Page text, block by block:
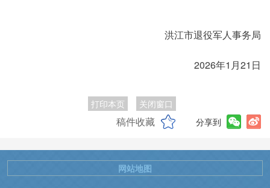
洪江市退役军人事务局
2026年1月21日
打印本页 关闭窗口
稿件收藏 分享到
网站地图